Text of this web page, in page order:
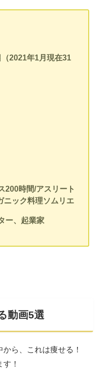
2021年1月現在31
200時間/アスリート
ニック料理ソムリエ
ー、起業家
動画5選
ら、これは痩せる！
！